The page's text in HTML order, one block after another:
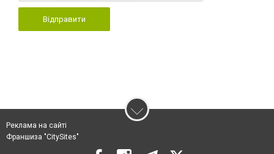
Відправити
Реклама на сайті
Франшиза "CitySites"